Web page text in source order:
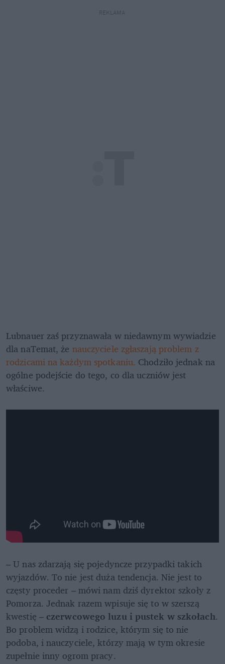
REKLAMA
Lubnauer zaś przyznawała w niedawnym wywiadzie
dla naTemat, że nauczyciele zgłaszają problem z
rodzicami na każdym spotkaniu. Chodziło jednak na
ogólne podejście do tego, co dla uczniów jest
właściwe.
– U nas zdarzają się pojedyncze przypadki takich
wyjazdów. To nie jest duża tendencja. Nie jest to
częsty proceder – mówi nam dziś dyrektor szkoły z
Pomorza. Jednak razem wpisuje się to w szerszą
kwestię – czerwcowego luzu i pustek w szkołach.
Bo problem widzą i rodzice, którym się to nie
podoba, i nauczyciele, którzy mają w tym okresie
zupełnie inny ogrom pracy.